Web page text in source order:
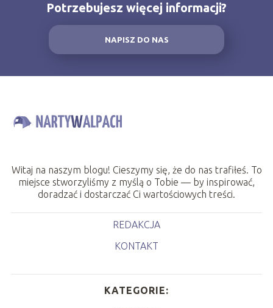
Potrzebujesz więcej informacji?
NAPISZ DO NAS
Witaj na naszym blogu! Cieszymy się, że do nas trafiłeś. To
miejsce stworzyliśmy z myślą o Tobie — by inspirować,
doradzać i dostarczać Ci wartościowych treści.
REDAKCJA
KONTAKT
KATEGORIE: